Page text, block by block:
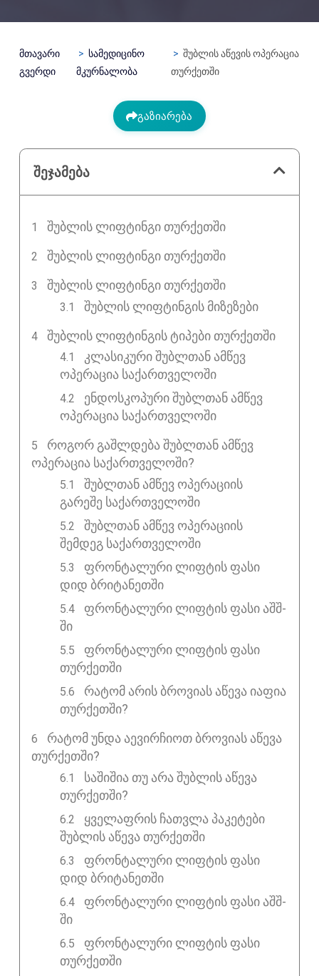
მთავარი
გვერდი
სამედიცინო
მკურნალობა
შუბლის აწევის ოპერაცია
თურქეთში
გაზიარება
შეჯამება
ᲨᲣᲑᲚᲘᲡ ᲚᲘᲤᲢᲘᲜᲒᲘ ᲗᲣᲠᲥᲔᲗᲨᲘ
ᲨᲣᲑᲚᲘᲡ ᲚᲘᲤᲢᲘᲜᲒᲘ ᲗᲣᲠᲥᲔᲗᲨᲘ
ᲨᲣᲑᲚᲘᲡ ᲚᲘᲤᲢᲘᲜᲒᲘ ᲗᲣᲠᲥᲔᲗᲨᲘ
შუბლის ლიფტინგის მიზეზები
ᲨᲣᲑᲚᲘᲡ ᲚᲘᲤᲢᲘᲜᲒᲘᲡ ᲢᲘᲞᲔᲑᲘ ᲗᲣᲠᲥᲔᲗᲨᲘ
კლასიკური შუბლთან ამწევ
ოპერაცია საქართველოში
ენდოსკოპური შუბლთან ამწევ
ოპერაცია საქართველოში
ᲠᲝᲒᲝᲠ ᲒᲐᲨᲚᲓᲔᲑᲐ ᲨᲣᲑᲚᲗᲐᲜ ᲐᲛᲬᲔᲕ
ᲝᲞᲔᲠᲐᲪᲘᲐ ᲡᲐᲥᲐᲠᲗᲕᲔᲚᲝᲨᲘ?
შუბლთან ამწევ ოპერაციის
გარეშე საქართველოში
შუბლთან ამწევ ოპერაციის
შემდეგ საქართველოში
ფრონტალური ლიფტის ფასი
დიდ ბრიტანეთში
ფრონტალური ლიფტის ფასი აშშ-
ში
ფრონტალური ლიფტის ფასი
თურქეთში
რატომ არის ბროვიას აწევა იაფია
თურქეთში?
ᲠᲐᲢᲝᲛ ᲣᲜᲓᲐ ᲐᲔᲕᲘᲠᲩᲘᲝᲗ ᲑᲠᲝᲕᲘᲐᲡ ᲐᲬᲔᲕᲐ
ᲗᲣᲠᲥᲔᲗᲨᲘ?
საშიშია თუ არა შუბლის აწევა
თურქეთში?
ყველაფრის ჩათვლა პაკეტები
შუბლის აწევა თურქეთში
ფრონტალური ლიფტის ფასი
დიდ ბრიტანეთში
ფრონტალური ლიფტის ფასი აშშ-
ში
ფრონტალური ლიფტის ფასი
თურქეთში